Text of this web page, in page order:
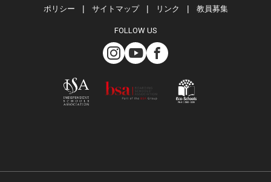
ポリシー サイトマップ リンク 教員募集
FOLLOW US